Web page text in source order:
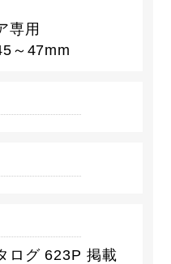
専用
～47mm
ログ 623P 掲載